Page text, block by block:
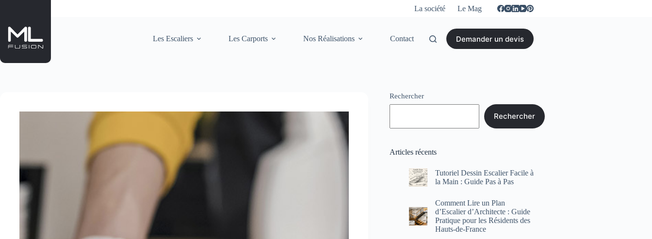
La société Le Mag
Les Escaliers Les Carports Nos Réalisations Contact Demander un devis
Rechercher
Rechercher
Articles récents
Tutoriel Dessin Escalier Facile à
la Main : Guide Pas à Pas
Comment Lire un Plan
d’Escalier d’Architecte : Guide
Pratique pour les Résidents des
Hauts-de-France